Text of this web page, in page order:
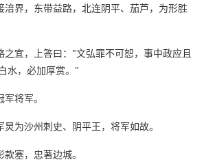
涪界，东带益路，北连阴平、茄芦，为形胜
之宜，上答曰："文弘罪不可恕，事中政应且
水，必加厚赏。"
将军。
为沙州刺史、阴平王，将军如故。
塞，忠著边城。